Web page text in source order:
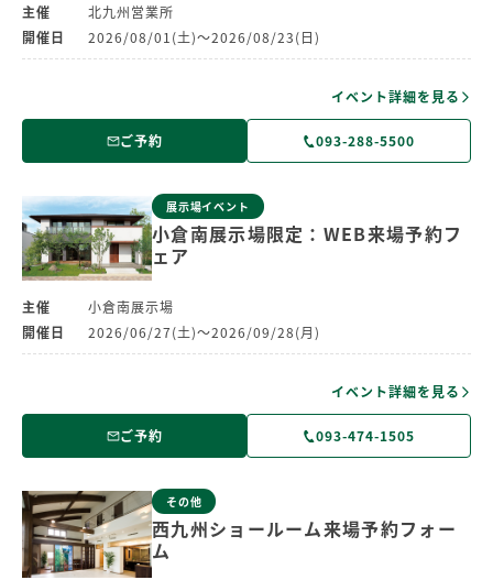
主催
北九州営業所
開催日
2026/08/01(土)～2026/08/23(日)
イベント詳細を見る
ご予約 093-288-5500
展示場イベント
小倉南展示場限定：WEB来場予約フ
ェア
主催
小倉南展示場
開催日
2026/06/27(土)～2026/09/28(月)
イベント詳細を見る
ご予約 093-474-1505
その他
西九州ショールーム来場予約フォー
ム